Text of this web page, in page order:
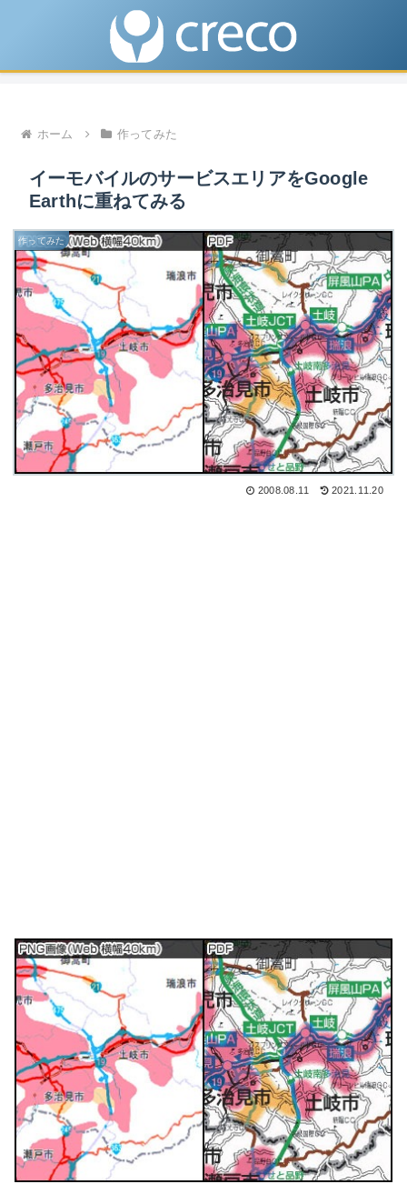
ホーム 作ってみた
イーモバイルのサービスエリアをGoogle
Earthに重ねてみる
作ってみた
2008.08.11 2021.11.20